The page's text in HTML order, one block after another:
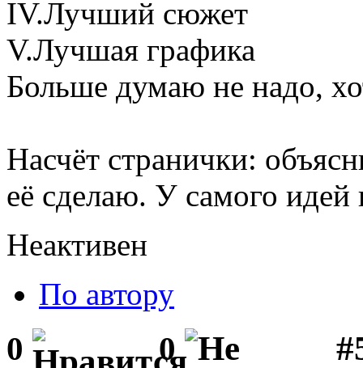
IV.Лучший сюжет
V.Лучшая графика
Больше думаю не надо,
Насчёт странички:
её сделаю. У самого идей
Неактивен
По автору
0 0